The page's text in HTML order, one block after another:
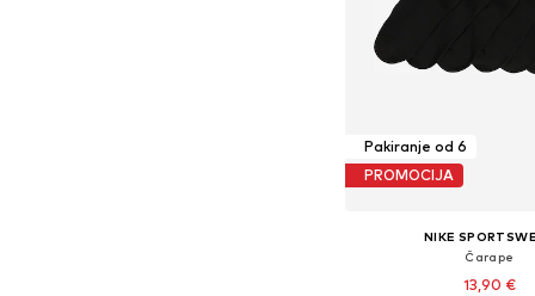
Pakiranje od 6
PROMOCIJA
NIKE
Čarape
13,90 €